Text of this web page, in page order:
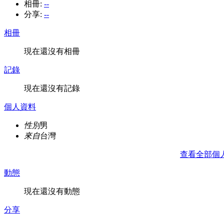
相冊: --
分享: --
相冊
現在還沒有相冊
記錄
現在還沒有記錄
個人資料
性別男
來自台灣
查看全部個
動態
現在還沒有動態
分享